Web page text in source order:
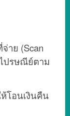
าย (Scan
ปรษณีย์ตาม
โอนเงินคืน